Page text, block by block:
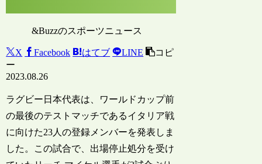
&Buzzのスポーツニュース
X Facebook はてブ LINE
コピ
ー
2023.08.26
ラグビー日本代表は、ワールドカップ前
の最後のテストマッチであるイタリア戦
に向けた23人の登録メンバーを発表しま
した。この試合で、出場停止処分を受け